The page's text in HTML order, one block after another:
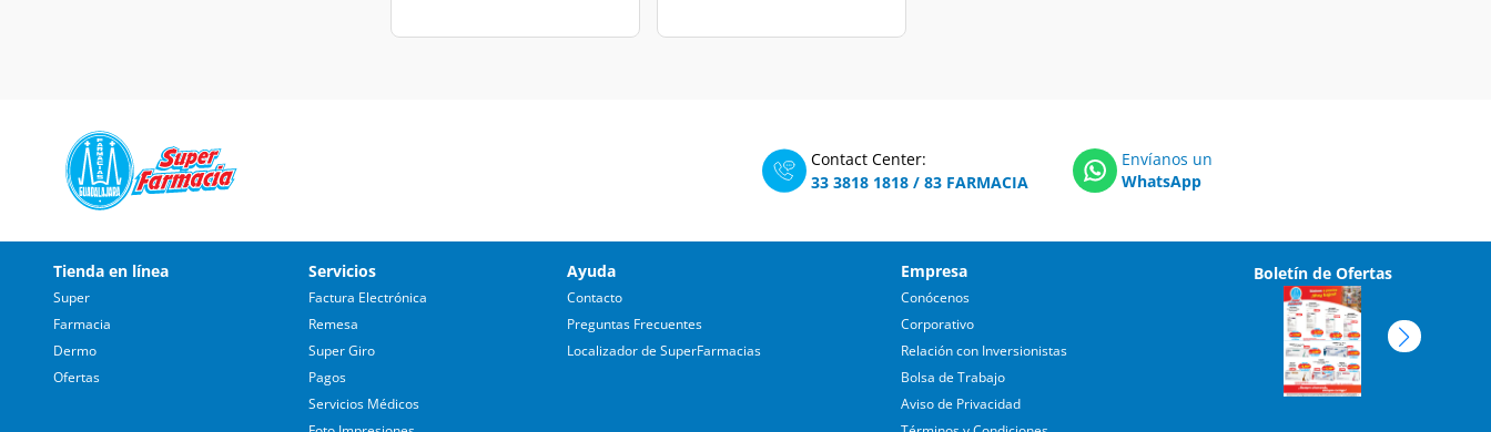
Contact Center:
33 3818 1818 / 83 FARMACIA
Envíanos un
WhatsApp
Tienda en línea
Super
Farmacia
Dermo
Ofertas
Servicios
Factura Electrónica
Remesa
Super Giro
Pagos
Servicios Médicos
Ayuda
Contacto
Preguntas Frecuentes
Localizador de SuperFarmacias
Empresa
Conócenos
Corporativo
Relación con Inversionistas
Bolsa de Trabajo
Aviso de Privacidad
Boletín de Ofertas